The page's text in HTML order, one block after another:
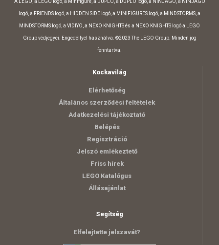
A LEGO, a LEGO logó, a Minifigure, a DUPLO, a DUPLO logó, a NINJAGO, a NINJAGO
logó, a FRIENDS logó, a HIDDEN SIDE logó, a MINIFIGURES logó, a MINDSTORMS, a
MINDSTORMS logó, a VIDIYO, a NEXO KNIGHTS és a NEXO KNIGHTS logó a LEGO
Group védjegyei. Engedéllyel használva. ©2023 The LEGO Group. Minden jog
fenntartva.
Kockavilág
Elérhetőség
Általános szerződési feltételek
Adatkezelési tájékoztató
Belépés
Regisztráció
Jelszó emlékeztető
Friss hírek
LEGO Katalógus
Állásajánlat
Segítség
Elfelejtette jelszavát?